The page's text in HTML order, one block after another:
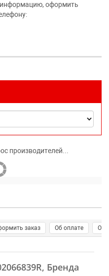
оформить
производителей...
заказ Об оплате О
Бренда